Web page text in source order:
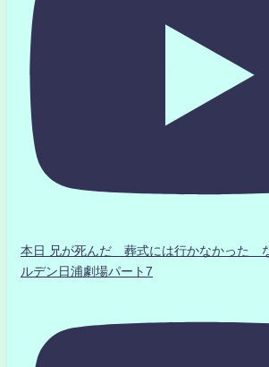
本日 兄が死んだ 葬式には行かなかった
ルデン日浦劇場パート7